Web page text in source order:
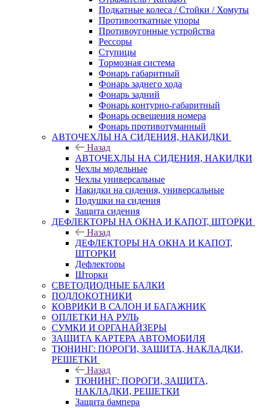
Подкатные колеса / Стойки / Хомуты
Противооткатные упоры
Противоугонные устройства
Рессоры
Ступицы
Тормозная система
Фонарь габаритный
Фонарь заднего хода
Фонарь задний
Фонарь контурно-габаритный
Фонарь освещения номера
Фонарь противотуманный
АВТОЧЕХЛЫ НА СИДЕНИЯ, НАКИДКИ
Назад
АВТОЧЕХЛЫ НА СИДЕНИЯ, НАКИДКИ
Чехлы модельные
Чехлы универсальные
Накидки на сидения, универсальные
Подушки на сидения
Защита сидения
ДЕФЛЕКТОРЫ НА ОКНА И КАПОТ, ШТОРКИ
Назад
ДЕФЛЕКТОРЫ НА ОКНА И КАПОТ,
ШТОРКИ
Дефлекторы
Шторки
СВЕТОДИОДНЫЕ БАЛКИ
ПОДЛОКОТНИКИ
КОВРИКИ В САЛОН И БАГАЖНИК
ОПЛЕТКИ НА РУЛЬ
СУМКИ И ОРГАНАЙЗЕРЫ
ЗАЩИТА КАРТЕРА АВТОМОБИЛЯ
ТЮНИНГ: ПОРОГИ, ЗАЩИТА, НАКЛАДКИ,
РЕШЕТКИ
Назад
ТЮНИНГ: ПОРОГИ, ЗАЩИТА,
НАКЛАДКИ, РЕШЕТКИ
Защита бампера